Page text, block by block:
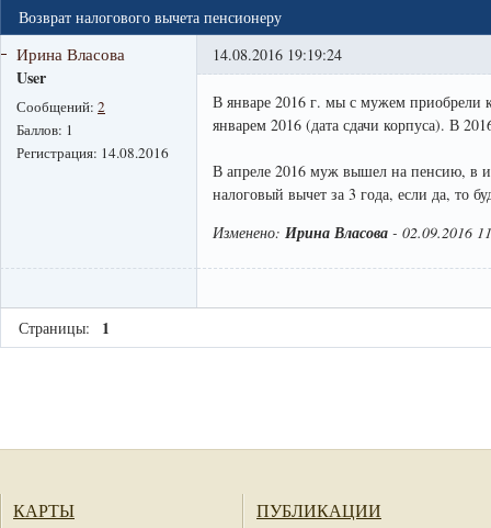
Возврат налогового вычета пенсионеру
Ирина Власова
User
Сообщений: 2
Баллов: 1
Регистрация: 14.08.2016
14.08.2016 19:19:24
В январе 2016 г. мы с мужем приобрели
январем 2016 (дата сдачи корпуса). В
В апреле 2016 муж вышел на пенсию, в
налоговый вычет за 3 года, если да, то
Изменено: Ирина Власова - 02.09.2016
Страницы: 1
КАРТЫ
ПУБЛИКАЦИИ